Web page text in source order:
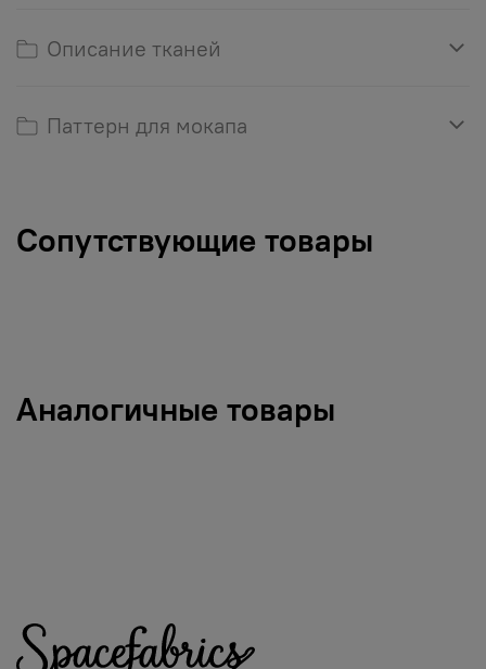
Описание тканей
Паттерн для мокапа
Сопутствующие товары
Аналогичные товары